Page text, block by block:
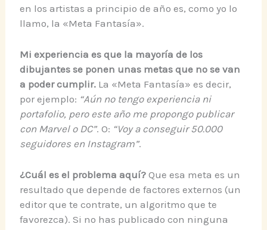
en los artistas a principio de año es, como yo lo
llamo, la «Meta Fantasía».
Mi experiencia es que la mayoría de los
dibujantes se ponen unas metas que no se van
a poder cumplir. La «Meta Fantasía» es decir,
por ejemplo: “Aún no tengo experiencia ni
portafolio, pero este año me propongo publicar
con Marvel o DC”. O: “Voy a conseguir 50.000
seguidores en Instagram”.
¿Cuál es el problema aquí? Que esa meta es un
resultado que depende de factores externos (un
editor que te contrate, un algoritmo que te
favorezca). Si no has publicado con ninguna